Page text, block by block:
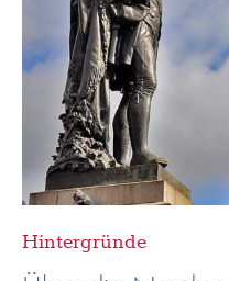
Hintergründe